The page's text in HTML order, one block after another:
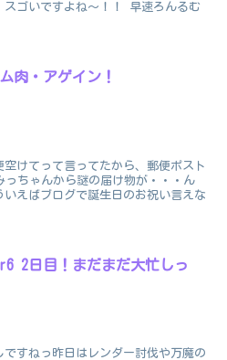
スゴいですよね～！！ 早速ろんるむ
肉・アゲイン！
けてって言ってたから、郵便ポスト
ちゃんから謎の届け物が・・・ん
えばブログで誕生日のお祝い言えな
2日目！まだまだ大忙しっ
すねっ昨日はレンダー討伐や万魔の